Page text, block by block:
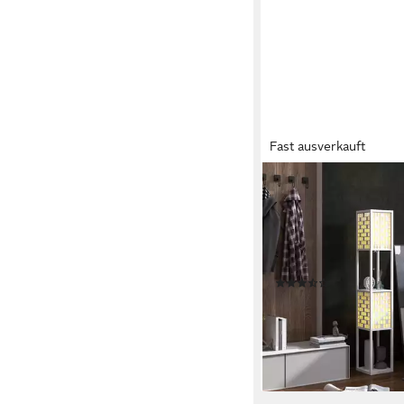
Fast ausverkauft
HOMCOM
Stehlampe moderne
Regalen, Fußschalter
ohne Leuchtmittel, für
Schlafzimmer, Weiß
125,90 €
-60%
lieferbar - in 2-3